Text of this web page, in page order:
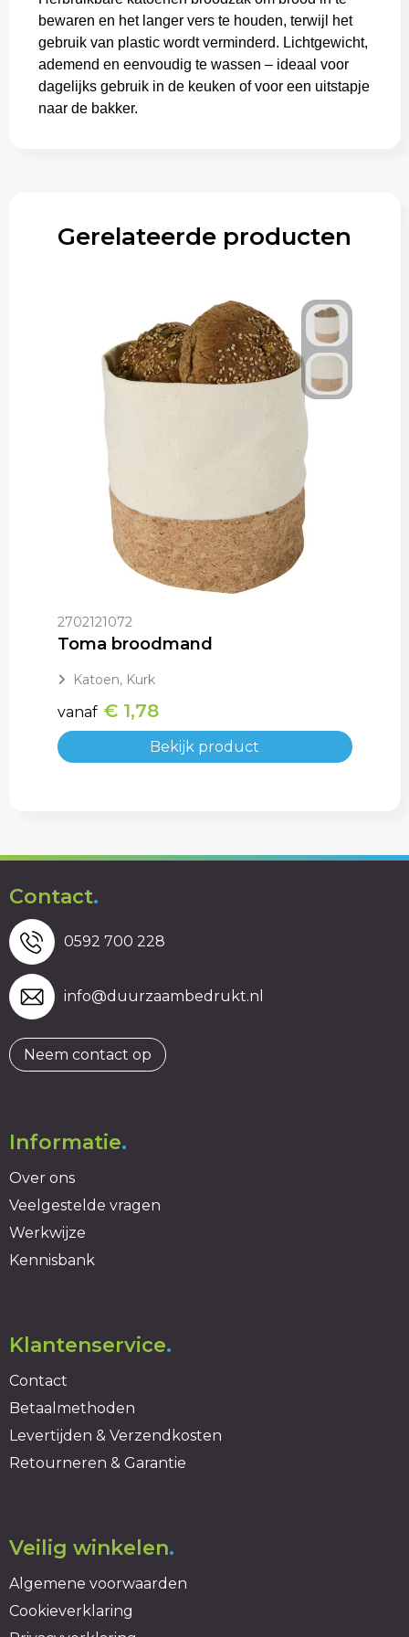
Aktetassen
Trolleys
bewaren en het langer vers te houden, terwijl het
gebruik van plastic wordt verminderd. Lichtgewicht,
ademend en eenvoudig te wassen – ideaal voor
dagelijks gebruik in de keuken of voor een uitstapje
naar de bakker.
Gerelateerde producten
2702121072
Toma broodmand
Katoen, Kurk
vanaf € 1,78
Bekijk product
Contact.
0592 700 228
info@duurzaambedrukt.nl
Neem contact op
Informatie.
Over ons
Veelgestelde vragen
Werkwijze
Kennisbank
Klantenservice.
Contact
Betaalmethoden
Levertijden & Verzendkosten
Retourneren & Garantie
Veilig winkelen.
Algemene voorwaarden
Cookieverklaring